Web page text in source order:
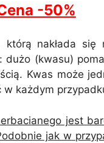
-50%
nakłada się
(kwasu)
Kwas może
każdym
jest
jak w